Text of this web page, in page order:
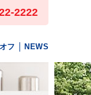
2222
フ NEWS